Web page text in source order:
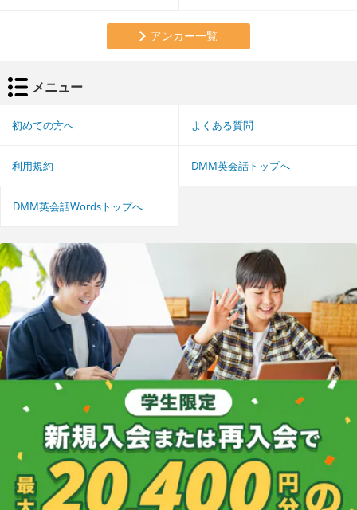
アンカー一覧
メニュー
初めての方へ よくある質問
利用規約 DMM英会話トップへ
DMM英会話Wordsトップへ